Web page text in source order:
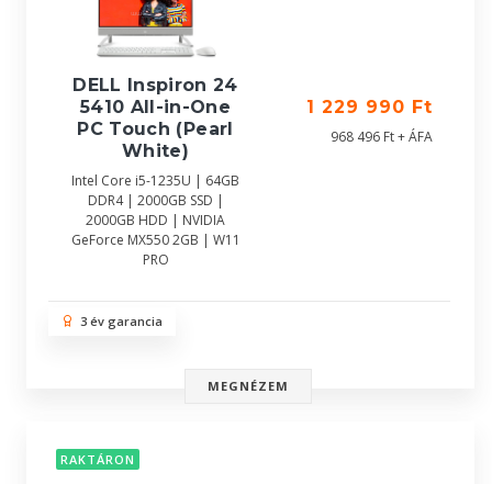
DELL Inspiron 24
5410 All-in-One
PC Touch (Pearl
White)
Intel Core i5-1235U | 64GB
DDR4 | 2000GB SSD |
2000GB HDD | NVIDIA
GeForce MX550 2GB | W11
PRO
1 229 990 Ft
968 496 Ft + ÁFA
3 év garancia
MEGNÉZEM
RAKTÁRON